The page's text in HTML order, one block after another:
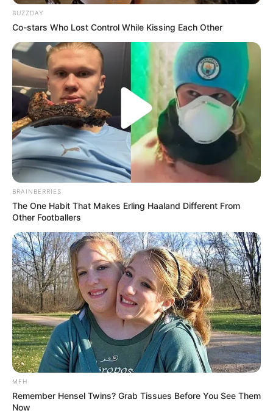
BUZZDAY
Co-stars Who Lost Control While Kissing Each Other
BRAINBERRIES
The One Habit That Makes Erling Haaland Different From
Other Footballers
MFH
Remember Hensel Twins? Grab Tissues Before You See Them
Now